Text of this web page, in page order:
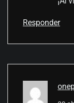
Responder